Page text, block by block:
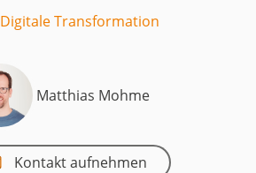
Matthias Mohme
Kontakt aufnehmen
Digitale Transformation